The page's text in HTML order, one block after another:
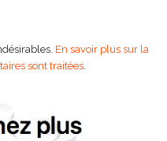
En savoir plus sur la
sont traitées